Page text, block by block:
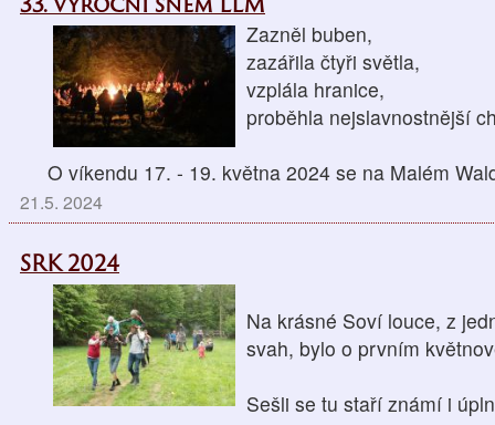
Zazněl buben,
zazářila čtyři světla,
vzplála hranice,
proběhla nejslavnostnější
O víkendu 17. - 19. května 2024 se na Malém
21.5. 2024
SRK 2024
Na krásné Soví louce, z
svah, bylo o prvním
Sešli se tu staří známí i